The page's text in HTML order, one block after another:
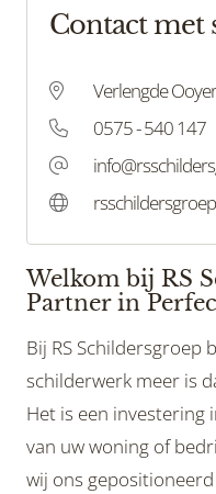
Contact met
Verlengde
0575 - 540 147
Welkom bij RS
Partner in
Bij RS Schildersgroep
schilderwerk meer is
Het is een investering
van uw woning of
wij ons